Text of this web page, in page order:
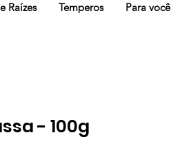
Raízes Temperos Para você
- 100g